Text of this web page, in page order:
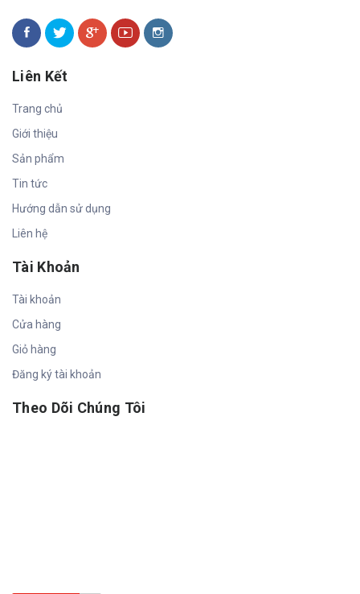
Liên Kết
Trang chủ
Giới thiệu
Sản phẩm
Tin tức
Hướng dẫn sử dụng
Liên hệ
Tài Khoản
Tài khoản
Cửa hàng
Giỏ hàng
Đăng ký tài khoản
Theo Dõi Chúng Tôi